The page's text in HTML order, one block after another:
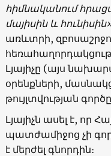
հիմնականում
մայիսին և
առևտրի,
Լյայիչը (այս
օրենքների,
թույլտվության
Լյայիչն ասել է, որ
պատժամիջոց չի
է մերժել գնորդին։